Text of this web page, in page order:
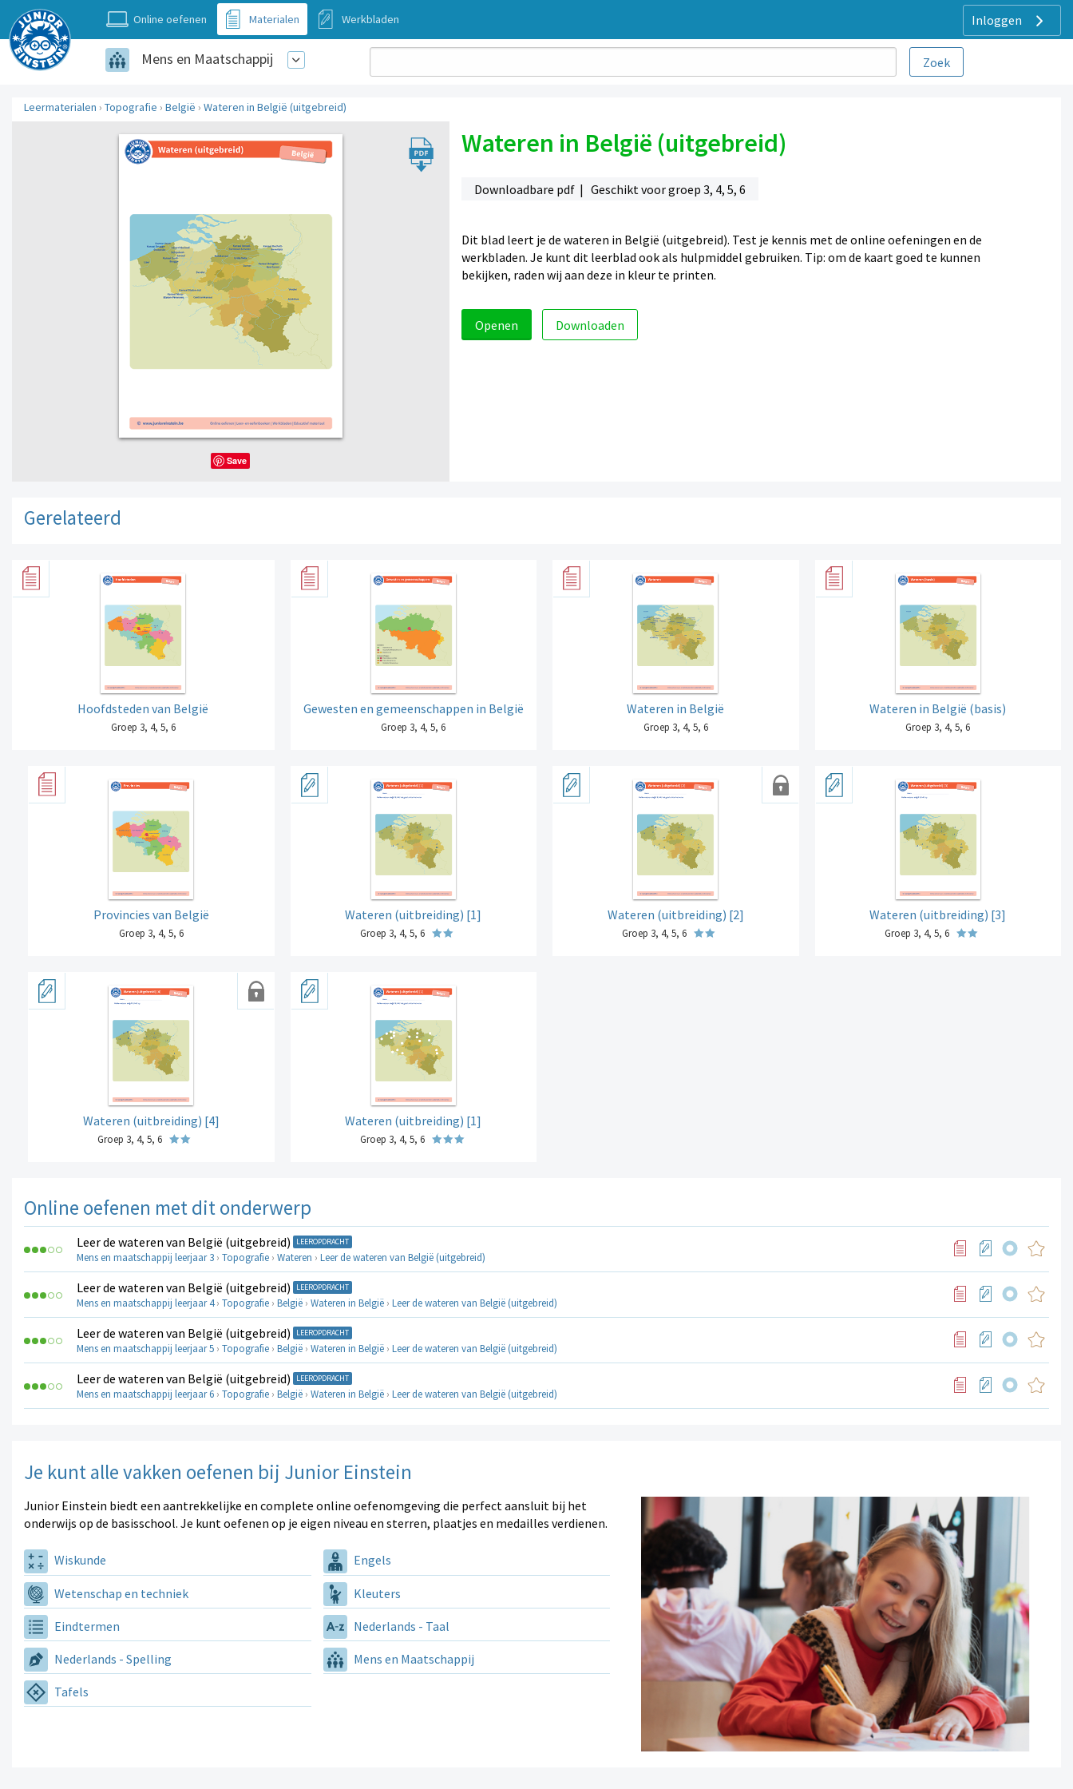
Inloggen
Online oefenen Materialen Werkbladen
Mens en Maatschappij
Leermaterialen › Topografie › België › Wateren in België (uitgebreid)
Wateren in België (uitgebreid)
Downloadbare pdf | Geschikt voor groep 3, 4, 5, 6
Dit blad leert je de wateren in België (uitgebreid). Test je kennis met de online oefeningen en de
werkbladen. Je kunt dit leerblad ook als hulpmiddel gebruiken. Tip: om de kaart goed te kunnen
bekijken, raden wij aan deze in kleur te printen.
Openen Downloaden
Save
Gerelateerd
Hoofdsteden van België
Groep 3, 4, 5, 6
Gewesten en gemeenschappen in België
Groep 3, 4, 5, 6
Wateren in België
Groep 3, 4, 5, 6
Wateren in België (basis)
Groep 3, 4, 5, 6
Provincies van België
Groep 3, 4, 5, 6
Wateren (uitbreiding) [1]
Groep 3, 4, 5, 6
Wateren (uitbreiding) [2]
Groep 3, 4, 5, 6
Wateren (uitbreiding) [3]
Groep 3, 4, 5, 6
Wateren (uitbreiding) [4]
Groep 3, 4, 5, 6
Wateren (uitbreiding) [1]
Groep 3, 4, 5, 6
Online oefenen met dit onderwerp
Leer de wateren van België (uitgebreid) LEEROPDRACHT
Mens en maatschappij leerjaar 3 › Topografie › Wateren › Leer de wateren van België (uitgebreid)
Leer de wateren van België (uitgebreid) LEEROPDRACHT
Mens en maatschappij leerjaar 4› Topografie › België › Wateren in België › Leer de wateren van België (uitgebreid)
Leer de wateren van België (uitgebreid) LEEROPDRACHT
Mens en maatschappij leerjaar 5 › Topografie › België › Wateren in België › Leer de wateren van België (uitgebreid)
Leer de wateren van België (uitgebreid) LEEROPDRACHT
Mens en maatschappij leerjaar 6 › Topografie › België › Wateren in België › Leer de wateren van België (uitgebreid)
Je kunt alle vakken oefenen bij Junior Einstein
Junior Einstein biedt een aantrekkelijke en complete online oefenomgeving die perfect aansluit bij het
onderwijs op de basisschool. Je kunt oefenen op je eigen niveau en sterren, plaatjes en medailles verdienen.
Wiskunde Engels
Wetenschap en techniek Kleuters
Eindtermen Nederlands - Taal
Nederlands - Spelling Mens en Maatschappij
Tafels